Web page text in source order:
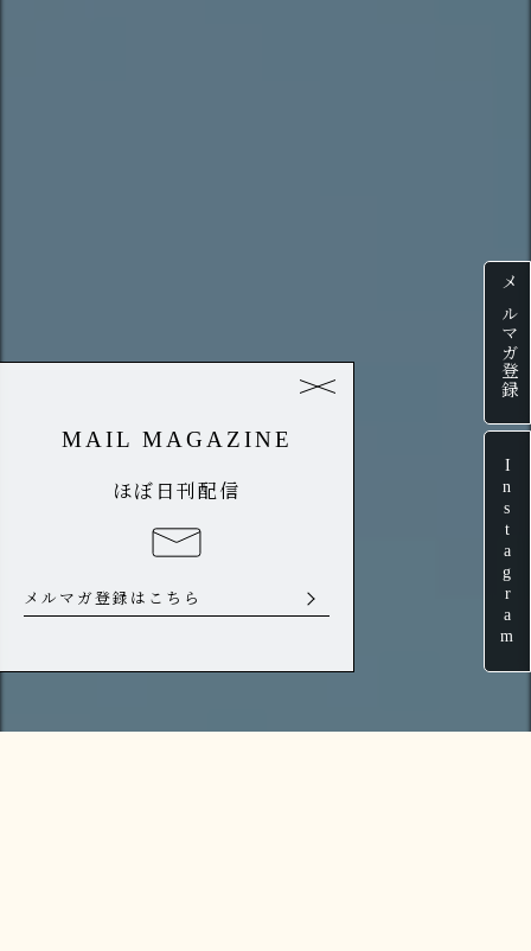
メルマガ登録
Instagram
MAIL MAGAZINE
ほぼ日刊配信
メルマガ登録はこちら